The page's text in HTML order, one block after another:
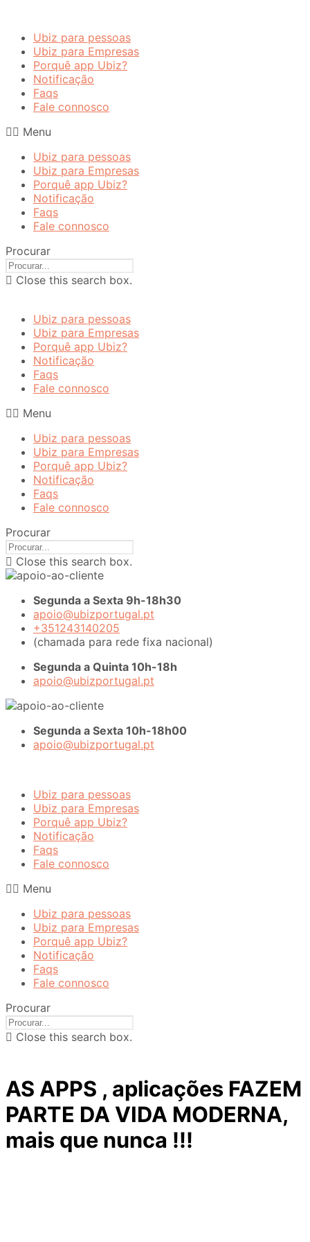
Ubiz para pessoas
Ubiz para Empresas
Porquê app Ubiz?
Notificação
Faqs
Fale connosco
Menu
Ubiz para pessoas
Ubiz para Empresas
Porquê app Ubiz?
Notificação
Faqs
Fale connosco
Procurar
Close this search box.
Ubiz para pessoas
Ubiz para Empresas
Porquê app Ubiz?
Notificação
Faqs
Fale connosco
Menu
Ubiz para pessoas
Ubiz para Empresas
Porquê app Ubiz?
Notificação
Faqs
Fale connosco
Procurar
Close this search box.
Segunda a Sexta 9h-18h30
apoio@ubizportugal.pt
+351243140205
(chamada para rede fixa nacional)
Segunda a Quinta 10h-18h
apoio@ubizportugal.pt
Segunda a Sexta 10h-18h00
apoio@ubizportugal.pt
Ubiz para pessoas
Ubiz para Empresas
Porquê app Ubiz?
Notificação
Faqs
Fale connosco
Menu
Ubiz para pessoas
Ubiz para Empresas
Porquê app Ubiz?
Notificação
Faqs
Fale connosco
Procurar
Close this search box.
AS APPS , aplicações FAZEM
PARTE DA VIDA MODERNA,
mais que nunca !!!